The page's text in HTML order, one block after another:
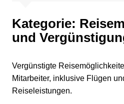
Kategorie:
und
Vergünstigte
Mitarbeiter, inklusive Flügen
Reiseleistungen.